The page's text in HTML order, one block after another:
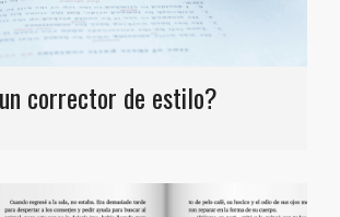
corrector de estilo?